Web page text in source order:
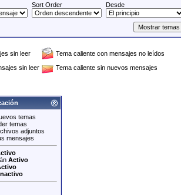
Sort Order Desde
sin leer
Tema caliente con mensajes no leídos
sin leer
Tema caliente sin nuevos mensajes
temas
temas
adjuntos
mensajes
Activo
Inactivo